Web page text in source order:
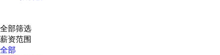
全部筛选
薪资范围
全部